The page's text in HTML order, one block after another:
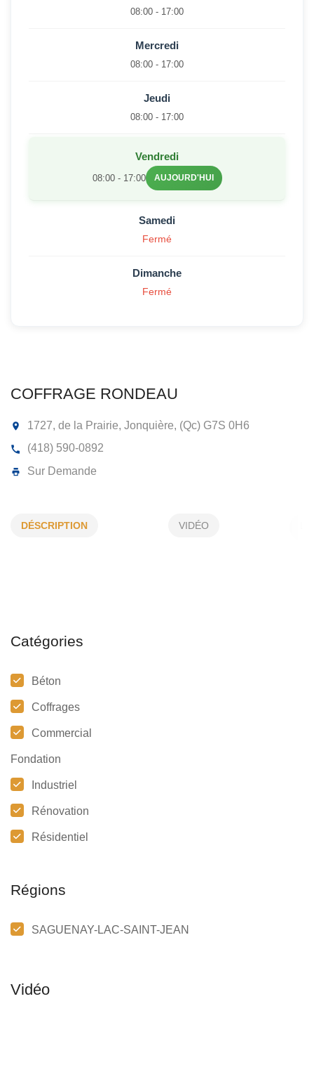
1727, de la Prairie, Jonquière, (Qc)
DÉSCRIPTION VIDÉO
Catégories
Béton
Coffrages
Commercial
Fondation
Industriel
Rénovation
Résidentiel
Régions
SAGUENAY-LAC-SAINT-JEAN
08:00 - 17:00
Mercredi
08:00 - 17:00
Jeudi
08:00 - 17:00
Vendredi
08:00 - 17:00 AUJOURD'HUI
Samedi
Fermé
Dimanche
Fermé